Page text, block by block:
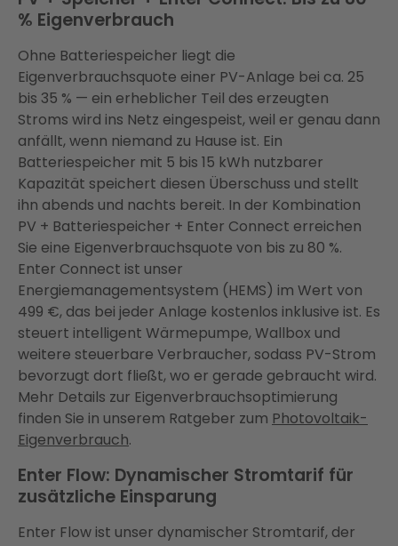
% Eigenverbrauch
Ohne Batteriespeicher liegt die
Eigenverbrauchsquote einer PV-Anlage bei ca. 25
bis 35 % — ein erheblicher Teil des erzeugten
Stroms wird ins Netz eingespeist, weil er genau dann
anfällt, wenn niemand zu Hause ist. Ein
Batteriespeicher mit 5 bis 15 kWh nutzbarer
Kapazität speichert diesen Überschuss und stellt
ihn abends und nachts bereit. In der Kombination
PV + Batteriespeicher + Enter Connect erreichen
Sie eine Eigenverbrauchsquote von bis zu 80 %.
Enter Connect ist unser
Energiemanagementsystem (HEMS) im Wert von
499 €, das bei jeder Anlage kostenlos inklusive ist. Es
steuert intelligent Wärmepumpe, Wallbox und
weitere steuerbare Verbraucher, sodass PV-Strom
bevorzugt dort fließt, wo er gerade gebraucht wird.
Mehr Details zur Eigenverbrauchsoptimierung
finden Sie in unserem Ratgeber zum Photovoltaik-
Eigenverbrauch.
Enter Flow: Dynamischer Stromtarif für
zusätzliche Einsparung
Enter Flow ist unser dynamischer Stromtarif, der